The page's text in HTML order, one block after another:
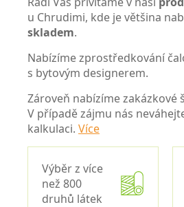
u Chrudimi, kde je většina
skladem.
Nabízíme zprostředkování
s bytovým designerem.
Zároveň nabízíme zakázkové
V případě zájmu nás
kalkulaci. Více
Výběr z více
než 800
druhů látek